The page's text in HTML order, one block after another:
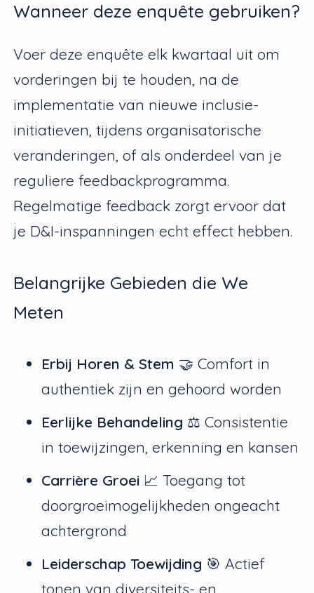
Wanneer deze enquête gebruiken?
Voer deze enquête elk kwartaal uit om
vorderingen bij te houden, na de
implementatie van nieuwe inclusie-
initiatieven, tijdens organisatorische
veranderingen, of als onderdeel van je
reguliere feedbackprogramma.
Regelmatige feedback zorgt ervoor dat
je D&I-inspanningen echt effect hebben.
Belangrijke Gebieden die We
Meten
Erbij Horen & Stem 🤝 Comfort in
authentiek zijn en gehoord worden
Eerlijke Behandeling ⚖️ Consistentie
in toewijzingen, erkenning en kansen
Carrière Groei 📈 Toegang tot
doorgroeimogelijkheden ongeacht
achtergrond
Leiderschap Toewijding 🎯 Actief
tonen van diversiteits- en